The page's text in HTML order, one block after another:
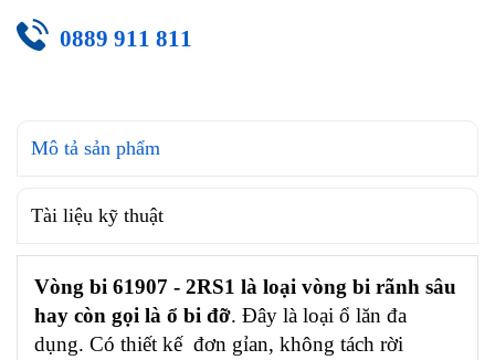
0889 911 811
Mô tả sản phẩm
Tài liệu kỹ thuật
Vòng bi 61907 - 2RS1 là loại vòng bi rãnh sâu
hay còn gọi là ổ bi đỡ. Đây là loại ổ lăn đa
dụng. Có thiết kế đơn gỉan, không tách rời